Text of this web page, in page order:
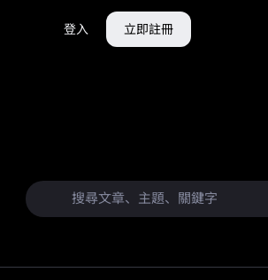
登入 立即註冊